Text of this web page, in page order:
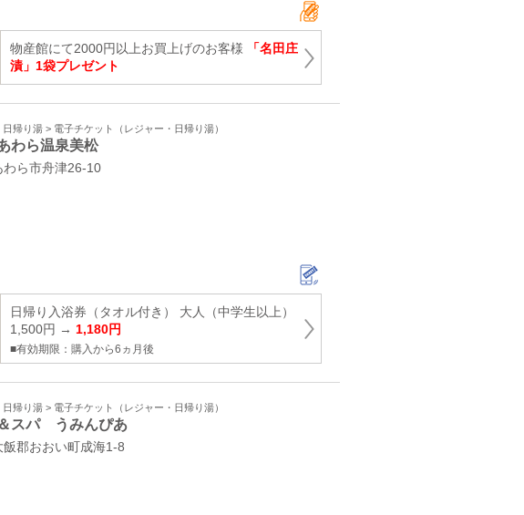
物産館にて2000円以上お買上げのお客様
「名田庄
漬」1袋プレゼント
帰り湯 > 電子チケット（レジャー・日帰り湯）
わら温泉美松
わら市舟津26-10
日帰り入浴券（タオル付き） 大人（中学生以上）
1,500円 → 1,180円
■有効期限：購入から6ヵ月後
帰り湯 > 電子チケット（レジャー・日帰り湯）
スパ うみんぴあ
飯郡おおい町成海1-8